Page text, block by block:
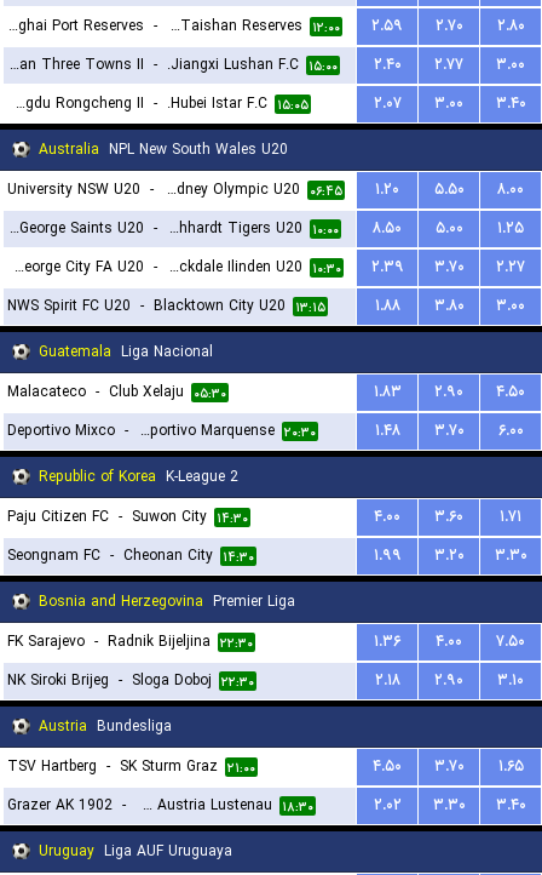
Shanghai Port Reserves
- Shandong Taishan Reserves ۱۲:۰۰ ۲.۵۹ ۲.۷۰
۲.۸۰
Wuhan Three Towns II
- Jiangxi Lushan F.C. ۱۵:۰۰ ۲.۴۰ ۲.۷۷
۳.۰۰
Chengdu Rongcheng II
- Hubei Istar F.C. ۱۵:۰۵ ۲.۰۷ ۳.۰۰
۳.۴۰
Australia NPL New South Wales U20
University NSW U20 - Sydney Olympic U20 ۰۶:۴۵ ۱.۲۰ ۵.۵۰
۸.۰۰
St George Saints U20
- APIA Leichhardt Tigers U20 ۱۰:۰۰ ۸.۵۰ ۵.۰۰
۱.۲۵
St George City FA U20
- Rockdale Ilinden U20 ۱۰:۳۰ ۲.۳۹ ۳.۷۰
۲.۲۷
NWS Spirit FC U20 - Blacktown City U20 ۱۳:۱۵ ۱.۸۸ ۳.۸۰
۳.۰۰
Guatemala Liga Nacional
Malacateco - Club Xelaju ۰۵:۳۰ ۱.۸۳ ۲.۹۰
۴.۵۰
Deportivo Mixco - Deportivo Marquense ۲۰:۳۰ ۱.۴۸ ۳.۷۰
۶.۰۰
Republic of Korea K-League 2
Paju Citizen FC - Suwon City ۱۴:۳۰ ۴.۰۰ ۳.۶۰
۱.۷۱
Seongnam FC - Cheonan City ۱۴:۳۰ ۱.۹۹ ۳.۲۰
۳.۳۰
Bosnia and Herzegovina Premier Liga
FK Sarajevo - Radnik Bijeljina ۲۲:۳۰ ۱.۳۶ ۴.۰۰
۷.۵۰
NK Siroki Brijeg - Sloga Doboj ۲۲:۳۰ ۲.۱۸ ۲.۹۰
۳.۱۰
Austria Bundesliga
TSV Hartberg - SK Sturm Graz ۲۱:۰۰ ۴.۵۰ ۳.۷۰
۱.۶۵
Grazer AK 1902 - SC Austria Lustenau ۱۸:۳۰ ۲.۰۲ ۳.۳۰
۳.۴۰
Uruguay Liga AUF Uruguaya